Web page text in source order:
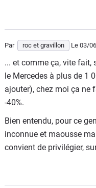
Par roc et gravillon Le 03/
... et comme ça, vite fait,
le Mercedes à plus de 1
ajouter), chez moi ça ne
-40%.
Bien entendu, pour ce
inconnue et maousse
convient de privilégier,